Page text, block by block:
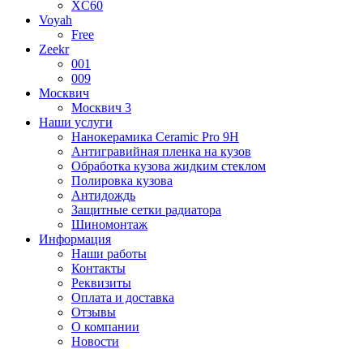
XC60
Voyah
Free
Zeekr
001
009
Москвич
Москвич 3
Наши услуги
Нанокерамика Ceramic Pro 9H
Антигравийная пленка на кузов
Обработка кузова жидким стеклом
Полировка кузова
Антидождь
Защитные сетки радиатора
Шиномонтаж
Информация
Наши работы
Контакты
Реквизиты
Оплата и доставка
Отзывы
О компании
Новости